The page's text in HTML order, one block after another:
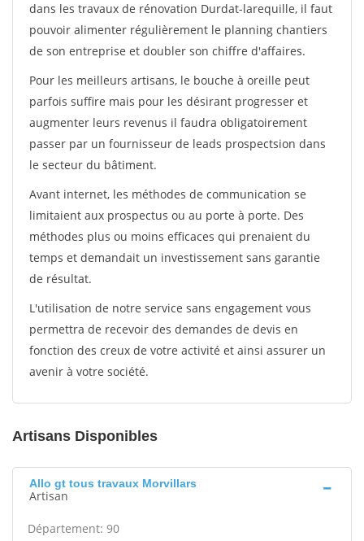
dans les travaux de rénovation Durdat-larequille, il faut
pouvoir alimenter régulièrement le planning chantiers
de son entreprise et doubler son chiffre d'affaires.
Pour les meilleurs artisans, le bouche à oreille peut
parfois suffire mais pour les désirant progresser et
augmenter leurs revenus il faudra obligatoirement
passer par un fournisseur de leads prospectsion dans
le secteur du bâtiment.
Avant internet, les méthodes de communication se
limitaient aux prospectus ou au porte à porte. Des
méthodes plus ou moins efficaces qui prenaient du
temps et demandait un investissement sans garantie
de résultat.
L'utilisation de notre service sans engagement vous
permettra de recevoir des demandes de devis en
fonction des creux de votre activité et ainsi assurer un
avenir à votre société.
Artisans Disponibles
Allo gt tous travaux Morvillars
Artisan
Département: 90